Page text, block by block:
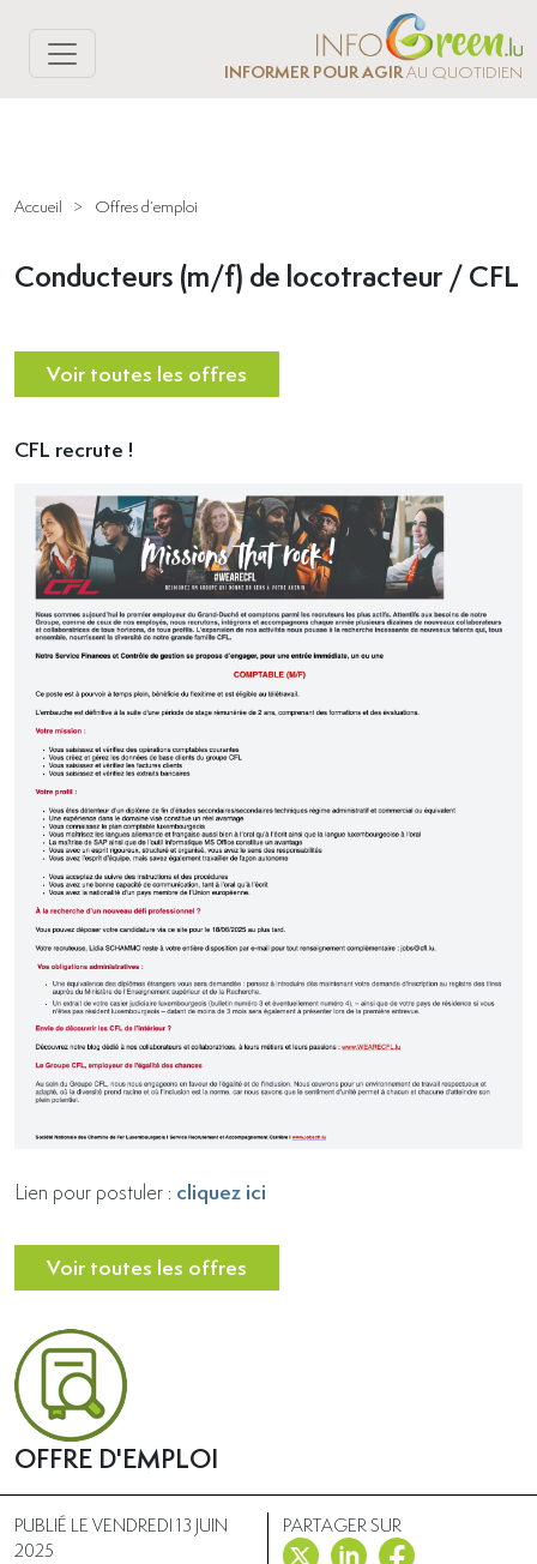
INFORMER POUR AGIRAU QUOTIDIEN
Accueil > Offres d’emploi
Conducteurs (m/f) de locotracteur / CFL
Voir toutes les offres
CFL recrute !
Lien pour postuler : cliquez ici
Voir toutes les offres
OFFRE D'EMPLOI
PUBLIÉ LE VENDREDI 13 JUIN
2025
PARTAGER SUR